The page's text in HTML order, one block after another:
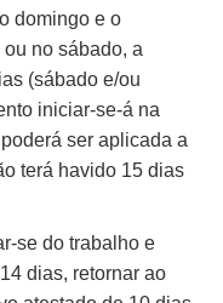
domingo e o
no sábado, a
(sábado e/ou
iniciar-se-á na
ser aplicada a
terá havido 15 dias
se do trabalho e
dias, retornar ao